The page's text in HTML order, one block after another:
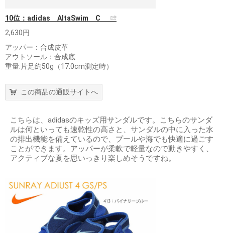
10位：adidas AltaSwim C
2,630円
アッパー：合成皮革
アウトソール：合成底
重量:片足約50g（17.0cm測定時）
この商品の通販サイトへ
こちらは、adidasのキッズ用サンダルです。こちらのサンダ
ルは何といっても速乾性の高さと、サンダルの中に入った水
の排出機能を備えているので、プールや海でも快適に過ごす
ことができます。アッパーが柔軟で軽量なので動きやすく、
アクティブな夏を思いっきり楽しめそうですね。